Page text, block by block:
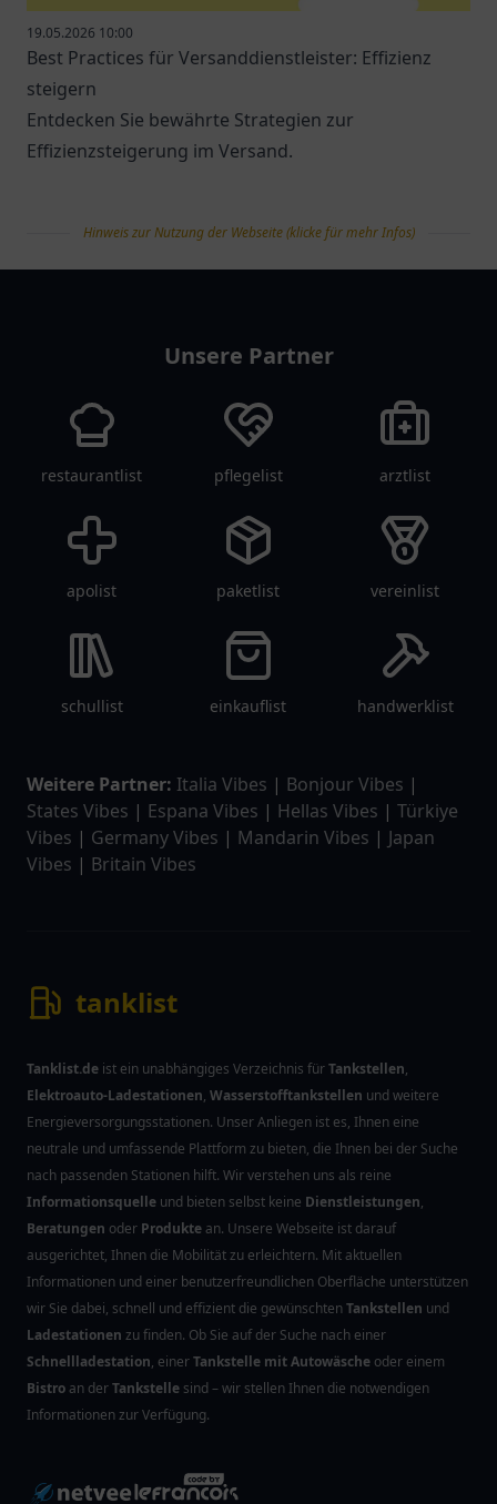
19.05.2026 10:00
Best Practices für Versanddienstleister: Effizienz
steigern
Entdecken Sie bewährte Strategien zur
Effizienzsteigerung im Versand.
Hinweis zur Nutzung der Webseite (klicke für mehr Infos)
Unsere Partner
restaurantlist pflegelist arztlist
apolist paketlist vereinlist
schullist einkauflist handwerklist
Weitere Partner: Italia Vibes | Bonjour Vibes |
States Vibes | Espana Vibes | Hellas Vibes | Türkiye
Vibes | Germany Vibes | Mandarin Vibes | Japan
Vibes | Britain Vibes
tanklist
Tanklist.de ist ein unabhängiges Verzeichnis fürTankstellen,
Elektroauto-Ladestationen, Wasserstofftankstellen und weitere
Energieversorgungsstationen. Unser Anliegen ist es, Ihnen eine
neutrale und umfassende Plattform zu bieten, die Ihnen bei der Suche
nach passenden Stationen hilft. Wir verstehen uns als reine
Informationsquelle und bieten selbst keine Dienstleistungen,
Beratungen oder Produkte an. Unsere Webseite ist darauf
ausgerichtet, Ihnen die Mobilität zu erleichtern. Mit aktuellen
Informationen und einer benutzerfreundlichen Oberfläche unterstützen
wir Sie dabei, schnell und effizient die gewünschtenTankstellen und
Ladestationen zu finden. Ob Sie auf der Suche nach einer
Schnellladestation, einerTankstelle mit Autowäsche oder einem
Bistro an derTankstelle sind – wir stellen Ihnen die notwendigen
Informationen zur Verfügung.